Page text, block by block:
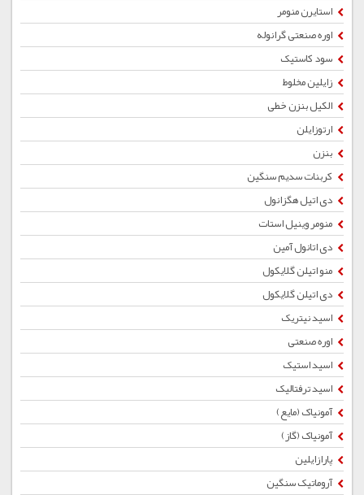
استایرن منومر
اوره صنعتی گرانوله
سود کاستیک
زایلین مخلوط
الکیل بنزن خطی
ارتوزایلن
بنزن
کربنات سدیم سنگین
دی اتیل هگزانول
منومر وینیل استات
دی اتانول آمین
منو اتیلن گلایکول
دی اتیلن گلایکول
اسید نیتریک
اوره صنعتی
اسید استیک
اسید ترفتالیک
آمونیاک (مایع)
آمونیاک (گاز)
پارازایلین
آروماتیک سنگین